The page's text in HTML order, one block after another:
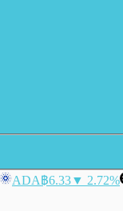
ADA฿6.33▼ 2.72%